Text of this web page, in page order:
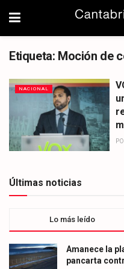
Etiqueta: Moción de
NACIONAL
Últimas noticias
Lo más leído
Amanece la
pancarta